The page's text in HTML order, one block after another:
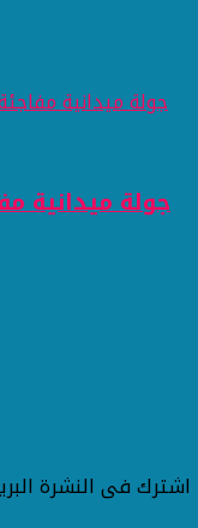
جولة ميدانية
اشترك فى النشرة